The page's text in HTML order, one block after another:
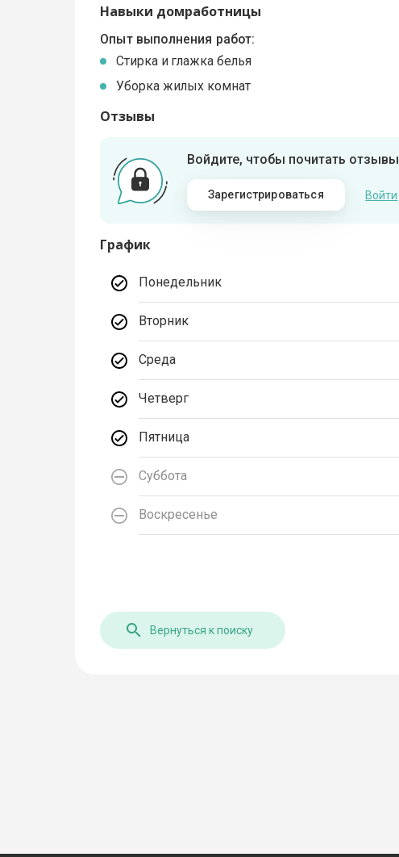
Навыки домработницы
Опыт выполнения работ:
Стирка и глажка белья
Уборка жилых комнат
Отзывы
Войдите, чтобы почитать отзывы
Зарегистрироваться Войти
График
Понедельник
Вторник
Среда
Четверг
Пятница
Суббота
Воскресенье
Вернуться к поиску